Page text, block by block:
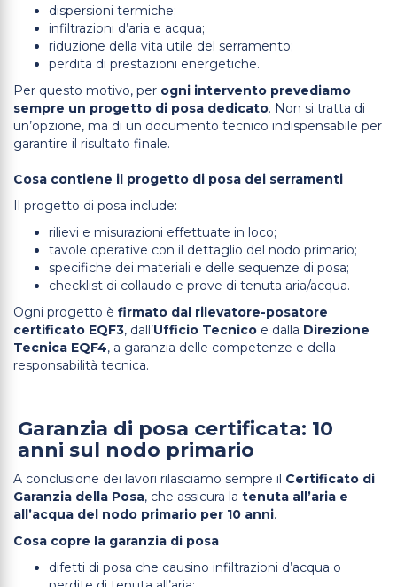
dispersioni termiche;
infiltrazioni d’aria e acqua;
riduzione della vita utile del serramento;
perdita di prestazioni energetiche.
Per questo motivo, per ogni intervento prevediamo
sempre un progetto di posa dedicato. Non si tratta di
un’opzione, ma di un documento tecnico indispensabile per
garantire il risultato finale.
Cosa contiene il progetto di posa dei serramenti
Il progetto di posa include:
rilievi e misurazioni effettuate in loco;
tavole operative con il dettaglio del nodo primario;
specifiche dei materiali e delle sequenze di posa;
checklist di collaudo e prove di tenuta aria/acqua.
Ogni progetto è firmato dal rilevatore-posatore
certificato EQF3, dall’Ufficio Tecnico e dalla Direzione
Tecnica EQF4, a garanzia delle competenze e della
responsabilità tecnica.
Garanzia di posa certificata: 10
anni sul nodo primario
A conclusione dei lavori rilasciamo sempre il Certificato di
Garanzia della Posa, che assicura la tenuta all’aria e
all’acqua del nodo primario per 10 anni.
Cosa copre la garanzia di posa
difetti di posa che causino infiltrazioni d’acqua o